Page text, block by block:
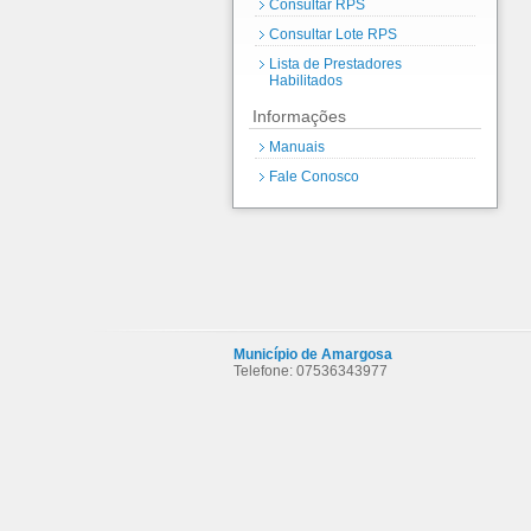
Consultar RPS
Consultar Lote RPS
Lista de Prestadores
Habilitados
Informações
Manuais
Fale Conosco
Município de Amargosa
Telefone: 07536343977